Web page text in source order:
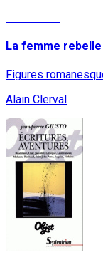
La femme rebelle
Figures
Alain Clerval